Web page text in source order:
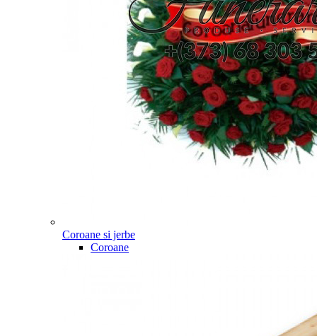
Coroane si jerbe
Coroane